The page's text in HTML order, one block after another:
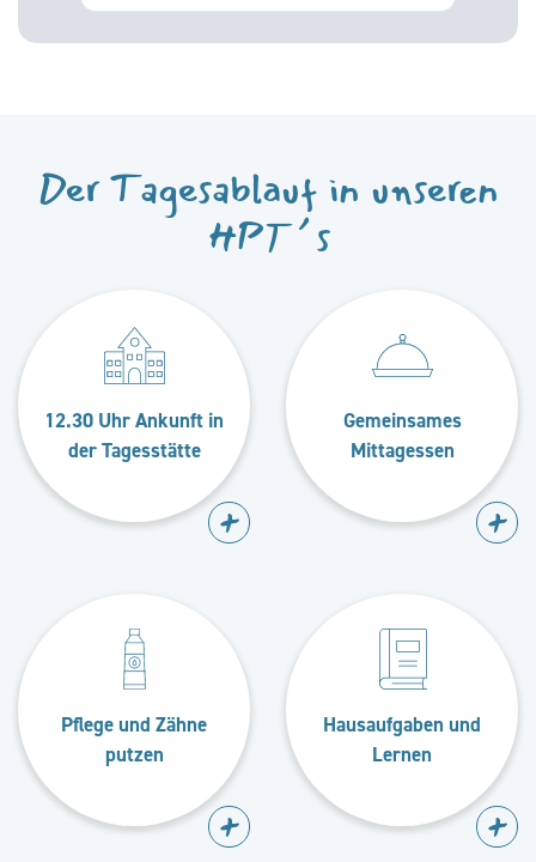
Der Tagesablauf in unseren
HPT´s
12.30 Uhr Ankunft in
der Tagesstätte
Gemeinsames
Mittagessen
Pflege und Zähne
putzen
Hausaufgaben und
Lernen